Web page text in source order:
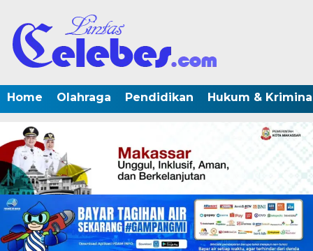
Home Olahraga Pendidikan Hukum &